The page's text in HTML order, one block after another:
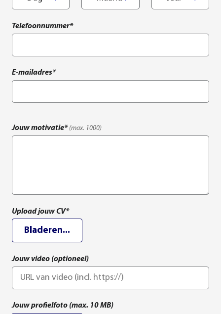
Telefoonnummer*
E-mailadres*
Jouw motivatie* (max. 1000)
Upload jouw CV*
Bladeren...
Jouw video (optioneel)
Jouw profielfoto (max. 10 MB)